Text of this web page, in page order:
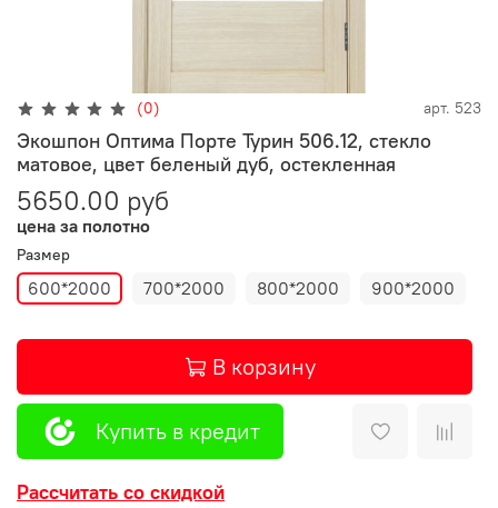
(0) арт. 523
Экошпон Оптима Порте Турин 506.12, стекло
матовое, цвет беленый дуб, остекленная
5650.00 руб
цена за полотно
Размер
600*2000 700*2000 800*2000 900*2000
В корзину
Купить в кредит
Рассчитать со скидкой